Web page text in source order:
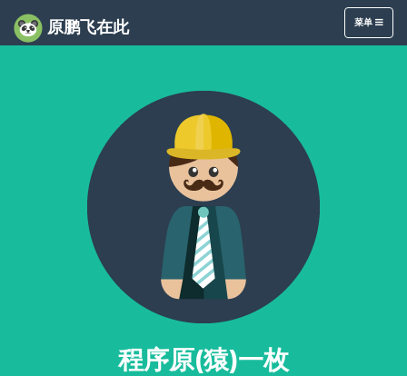
点
触
菜单
原鹏飞在此
程序原(猿)一枚